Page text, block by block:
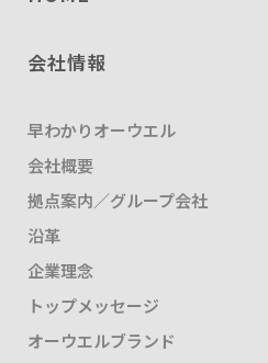
会社情報
早わかりオーウエル
会社概要
拠点案内／グループ会社
沿革
企業理念
トップメッセージ
オーウエルブランド